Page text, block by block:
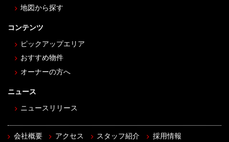
地図から探す
コンテンツ
ピックアップエリア
おすすめ物件
オーナーの方へ
ニュース
ニュースリリース
会社概要 アクセス スタッフ紹介
採用情報